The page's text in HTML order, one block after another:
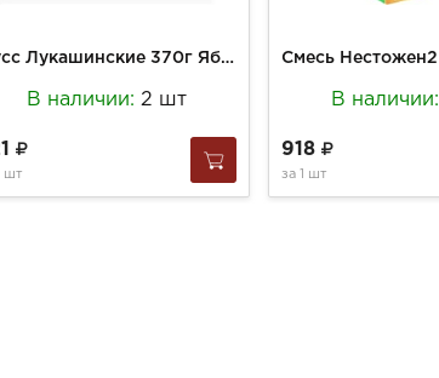
Мусс Лукашинские 370г Яблочно облепиховый Фьюжн ст/б
В наличии: 2 шт
1 шт
В наличии:
918
за 1 шт